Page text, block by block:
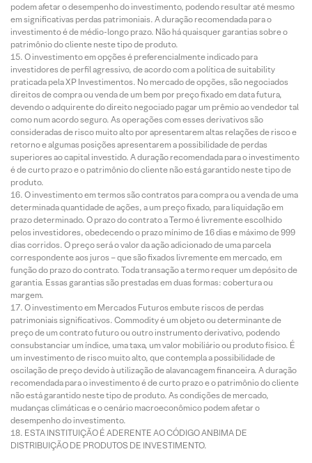
podem afetar o desempenho do investimento, podendo resultar até mesmo
em significativas perdas patrimoniais. A duração recomendada para o
investimento é de médio-longo prazo. Não há quaisquer garantias sobre o
patrimônio do cliente neste tipo de produto.
O investimento em opções é preferencialmente indicado para
investidores de perfil agressivo, de acordo com a política de suitability
praticada pela XP Investimentos. No mercado de opções, são negociados
direitos de compra ou venda de um bem por preço fixado em data futura,
devendo o adquirente do direito negociado pagar um prêmio ao vendedor tal
como num acordo seguro. As operações com esses derivativos são
consideradas de risco muito alto por apresentarem altas relações de risco e
retorno e algumas posições apresentarem a possibilidade de perdas
superiores ao capital investido. A duração recomendada para o investimento
é de curto prazo e o patrimônio do cliente não está garantido neste tipo de
produto.
O investimento em termos são contratos para compra ou a venda de uma
determinada quantidade de ações, a um preço fixado, para liquidação em
prazo determinado. O prazo do contrato a Termo é livremente escolhido
pelos investidores, obedecendo o prazo mínimo de 16 dias e máximo de 999
dias corridos. O preço será o valor da ação adicionado de uma parcela
correspondente aos juros – que são fixados livremente em mercado, em
função do prazo do contrato. Toda transação a termo requer um depósito de
garantia. Essas garantias são prestadas em duas formas: cobertura ou
margem.
O investimento em Mercados Futuros embute riscos de perdas
patrimoniais significativos. Commodity é um objeto ou determinante de
preço de um contrato futuro ou outro instrumento derivativo, podendo
consubstanciar um índice, uma taxa, um valor mobiliário ou produto físico. É
um investimento de risco muito alto, que contempla a possibilidade de
oscilação de preço devido à utilização de alavancagem financeira. A duração
recomendada para o investimento é de curto prazo e o patrimônio do cliente
não está garantido neste tipo de produto. As condições de mercado,
mudanças climáticas e o cenário macroeconômico podem afetar o
desempenho do investimento.
ESTA INSTITUIÇÃO É ADERENTE AO CÓDIGO ANBIMA DE
DISTRIBUIÇÃO DE PRODUTOS DE INVESTIMENTO.